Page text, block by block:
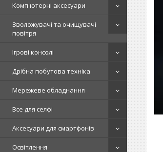
Комп'ютерні аксесуари
Зволожувачі та очищувачі
повітря
Ігрові консолі
Дрібна побутова техніка
Мережеве обладнання
Все для селфі
Аксесуари для смартфонів
Освітлення